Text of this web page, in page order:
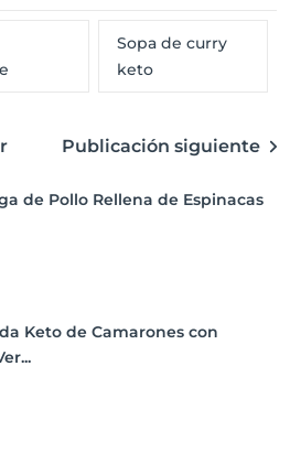
Sopa de curry
keto
Publicación siguiente
de Pollo Rellena de Espinacas
Keto de Camarones con